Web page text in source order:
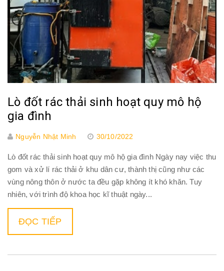
Lò đốt rác thải sinh hoạt quy mô hộ
gia đình
Nguyễn Nhật Minh 30/10/2022
Lò đốt rác thải sinh hoạt quy mô hộ gia đình Ngày nay việc thu
gom và xử lí rác thải ở khu dân cư, thành thị cũng như các
vùng nông thôn ở nước ta đều gặp không ít khó khăn. Tuy
nhiên, với trình độ khoa học kĩ thuật ngày...
ĐỌC TIẾP